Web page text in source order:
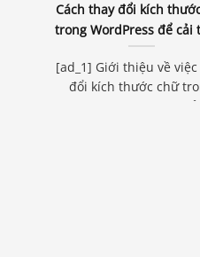
Cách thay đổi kích
trong WordPress để cải
trải nghiệm người
[ad_1] Giới thiệu về
đổi kích thước chữ
WordPress Trong bối